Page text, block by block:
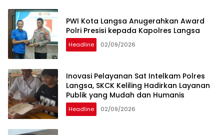
PWI Kota Langsa Anugerahkan Award
Polri Presisi kepada Kapolres Langsa
Headline 02/09/2026
Inovasi Pelayanan Sat Intelkam Polres
Langsa, SKCK Keliling Hadirkan Layanan
Publik yang Mudah dan Humanis
Headline 02/09/2026